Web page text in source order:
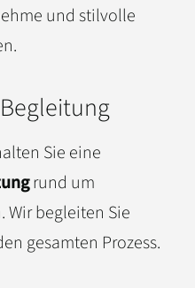
und stilvolle
Sie eine
rund um
Wir begleiten Sie
gesamten Prozess.